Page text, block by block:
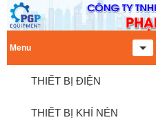
Menu
THIẾT BỊ ĐIỆN
THIẾT BỊ KHÍ NÉN